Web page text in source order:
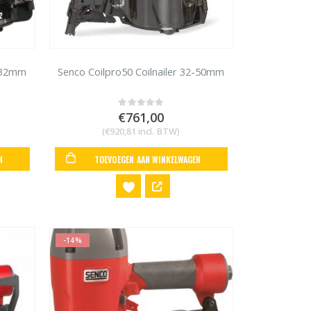
Senco Coilpro50 Coilnailer 32-50mm
0out of 5
€761,00
(€920,81 incl. BTW)
TOEVOEGEN AAN WINKELWAGEN
-14%